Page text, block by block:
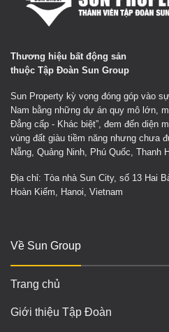
Thương hiệu bất động sản
thuộc Tập Đoàn Sun Group
Sun Property kỳ vọng đóng góp vào
Nam bằng những dự án quy mô lớn,
Đẳng cấp - Khác biệt”, đem đến diện
vùng đất giàu tiềm năng nhưng chưa
Nẵng, Quảng Ninh, Phú Quốc, Thanh
Địa chỉ: Tòa nhà Sun City, số 13 Hai
Hoàn Kiếm, Hanoi, Vietnam
Về Sun Group
Trang chủ
Giới thiệu Tập Đoàn